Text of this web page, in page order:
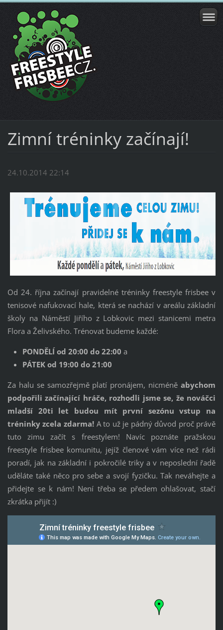
Zimní tréninky začínají!
24.10.2014 22:14
Od 24. října začínají pravidelné tréninky freestyle frisbee v
tenisové nafukovací hale, která se nachází v areálu základní
školy na Náměstí Jiřího z Lobkovic mezi stanicemi metra
Flora a Želivského. Trénovat budeme každé:
PONDĚLÍ od 20:00 do 22:00 a
PÁTEK od 19:00 do 21:00
Za halu se samozřejmě platí pronájem, nicméněabychom
podpořili začínající hráče, rozhodli jsme se, že nováčci
mladší 20ti let budou mít první sezónu vstup na
tréninky zcela zdarma! A to už je pádný důvod proč právě
tuto zimu začít s freestylem! Navíc poznáte pražskou
freestyle frisbee komunitu, jejíž členové vám více než rádi
poradí, jak na základní i pokročilé triky a v neposlední řadě
uděláte také něco pro sebe a svojí fyzičku. Tak neváhejte a
přidejte se k nám! Není třeba se předem ohlašovat, stačí
zkrátka přijít :)